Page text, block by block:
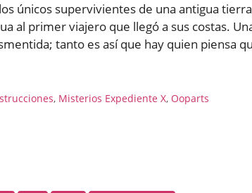
únicos supervivientes de una antigua
al primer viajero que llegó a sus costas.
tanto es así que hay quien piensa
, Misterios Expediente X, Ooparts